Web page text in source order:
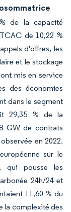
de la capacité
de 10,22 %
d'offres, les
et le stockage
mis en service
des économies
dans le segment
29,35 % de la
GW de contrats
en 2022.
sur le
qui pousse les
24h/24 et
11,60 % du
la complexité des